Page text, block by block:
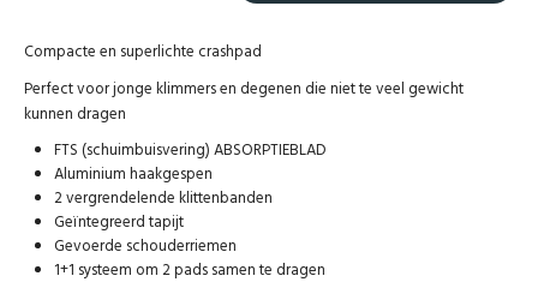
Compacte en superlichte crashpad
Perfect voor jonge klimmers en degenen die niet te veel gewicht
kunnen dragen
FTS (schuimbuisvering) ABSORPTIEBLAD
Aluminium haakgespen
2 vergrendelende klittenbanden
Geïntegreerd tapijt
Gevoerde schouderriemen
1+1 systeem om 2 pads samen te dragen